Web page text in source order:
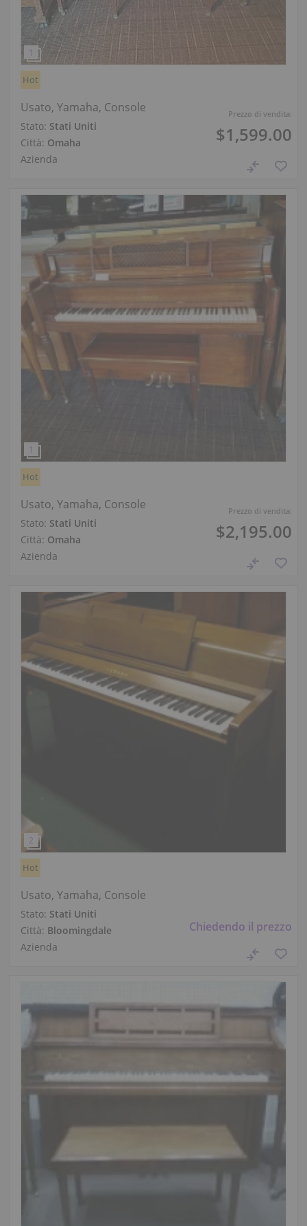
Prezzo di vendita:
$1,599.00
Hot
Usato, Yamaha, Console
Stato: Stati Uniti
Città: Omaha
Azienda
Prezzo di vendita:
$2,195.00
Hot
Usato, Yamaha, Console
Stato: Stati Uniti
Città: Omaha
Azienda
Chiedendo il prezzo
Hot
Usato, Yamaha, Console
Stato: Stati Uniti
Città: Bloomingdale
Azienda